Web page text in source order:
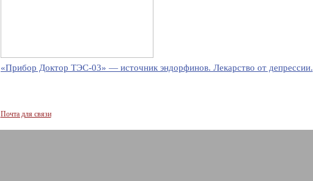
«Прибор Доктор ТЭС-03» — источник эндорфинов. Лекарство от депрессии.
Почта для связи